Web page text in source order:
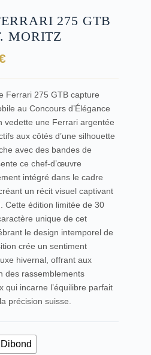
275 GTB
MORITZ
Plage
78,00€
à
2.376,00€
Ferrari 275 GTB capture
au Concours d’Élégance
vedette une Ferrari argentée
aux côtés d’une silhouette
avec des bandes de
ce chef-d’œuvre
intégré dans le cadre
un récit visuel captivant
Cette édition limitée de 30
unique de cet
le design intemporel de
crée un sentiment
hivernal, offrant aux
des rassemblements
qui incarne l’équilibre parfait
précision suisse.